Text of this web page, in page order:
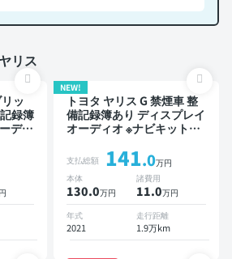
リス
ッ
録簿
ディ
オー
ー
ラ
減
NEW!
トヨタ ヤリス G 禁煙車 整
備記録簿あり ディスプレイ
オーディオ ※ナビキットあ
レコーダー 衝突軽減
支払総額 141.0万円
本体
130.0万円
諸費用
11.0万円
年式
2021
走行距離
1.9万km